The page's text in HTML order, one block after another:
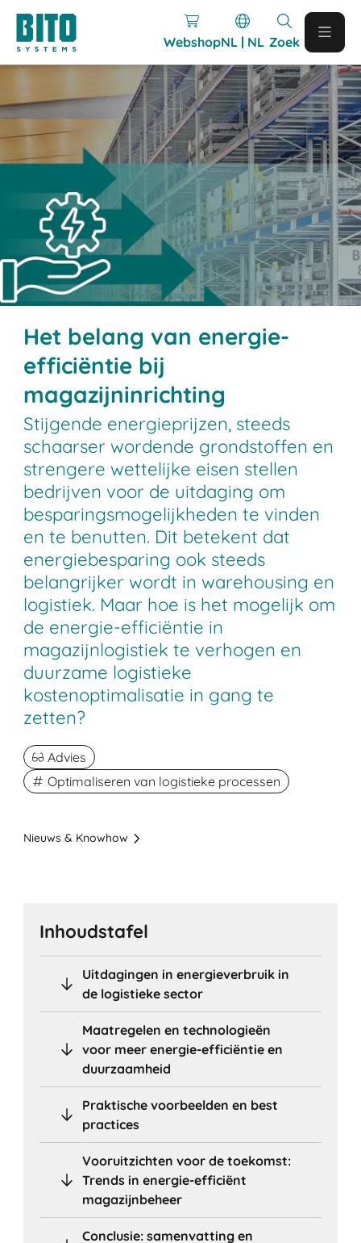
WebshopNL | NL Zoek
Het belang van energie-
efficiëntie bij
magazijninrichting
Stijgende energieprijzen, steeds
schaarser wordende grondstoffen en
strengere wettelijke eisen stellen
bedrijven voor de uitdaging om
besparingsmogelijkheden te vinden
en te benutten. Dit betekent dat
energiebesparing ook steeds
belangrijker wordt in warehousing en
logistiek. Maar hoe is het mogelijk om
de energie-efficiëntie in
magazijnlogistiek te verhogen en
duurzame logistieke
kostenoptimalisatie in gang te
zetten?
Advies
Optimaliseren van logistieke processen
Nieuws & Knowhow
Inhoudstafel
Uitdagingen in energieverbruik in
de logistieke sector
Maatregelen en technologieën
voor meer energie-efficiëntie en
duurzaamheid
Praktische voorbeelden en best
practices
Vooruitzichten voor de toekomst:
Trends in energie-efficiënt
magazijnbeheer
Conclusie: samenvatting en